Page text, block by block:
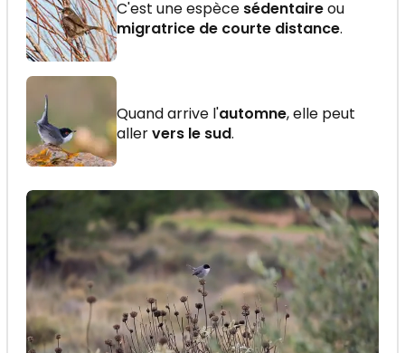
C'est une espèce sédentaireou
migratrice de courte distance.
Quand arrive l'automne, elle peut
allervers le sud.